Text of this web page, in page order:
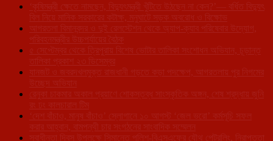
‘কৃষিমন্ত্রী ক্ষেতে নামছেন, বিদ্যুৎমন্ত্রী খুঁটিতে উঠছেন না কেন?’— বর্ধিত বিদ্যুৎ
বিল নিয়ে মানিক সরকারের কটাক্ষ, মনুঘাটে সড়ক অবরোধ ও বিক্ষোভ
আগরতলা বিমানবন্দর ও দুই রেলস্টেশন থেকে অ্যাপ-ক্যাব পরিষেবার উদ্যোগ,
পরিবহনমন্ত্রীর উচ্চপর্যায়ের বৈঠক
৫ সেপ্টেম্বর থেকে ত্রিপুরায় বিশেষ ভোটার তালিকা সংশোধন অভিযান, চূড়ান্ত
তালিকা প্রকাশ ২৩ ডিসেম্বর
যানজট ও জবরদখলমুক্ত রাজধানী গড়তে কড়া পদক্ষেপ, আগরতলায় পুর নিগমের
উচ্ছেদ অভিযান
রেনুকা চাকমার অকাল প্রয়াণে শোকস্তব্ধ সাংস্কৃতিক অঙ্গন, শেষ শ্রদ্ধায় জুনি
রং ঢং কালচারাল টিম
‘দেশ বাঁচাও, মানুষ বাঁচাও’ স্লোগানে ১০ আগস্ট ‘জেল ভরো’ কর্মসূচি সফল
করার আহ্বান, বামপন্থী চার সংগঠনের সাংবাদিক সম্মেলন
স্বাধীনতা দিবস উপলক্ষে সিমান্তে পুলিশ-বিএসএফের যৌথ পেট্রলিং, নিরাপত্তা